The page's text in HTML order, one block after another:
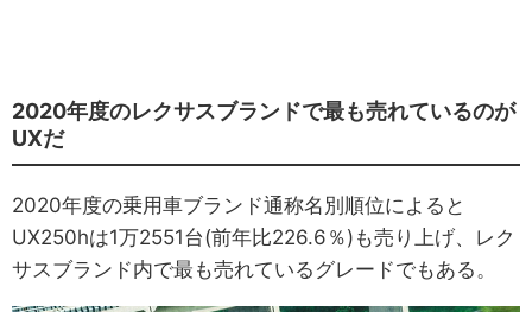
2020年度のレクサスブランドで最も売れているのが
UXだ
2020年度の乗用車ブランド通称名別順位によると
UX250hは1万2551台(前年比226.6％)も売り上げ、レク
サスブランド内で最も売れているグレードでもある。